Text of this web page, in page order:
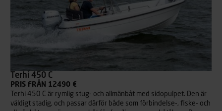
Terhi 450 C
PRIS FRÅN 12490 €
Terhi 450 C är rymlig stug- och allmänbåt med sidopulpet. Den är
väldigt stadig, och passar därför både som förbindelse-, fiske- och